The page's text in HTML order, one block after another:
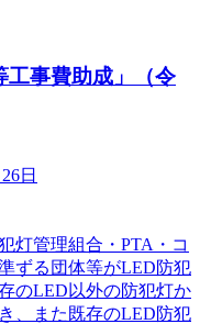
工事費助成」（令
日
灯管理組合・PTA・コ
ずる団体等がLED防犯
のLED以外の防犯灯か
、また既存のLED防犯